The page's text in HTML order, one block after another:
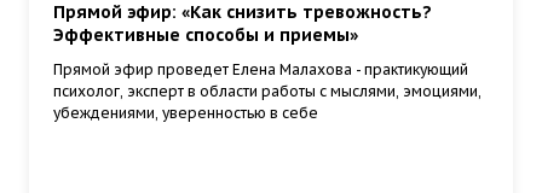
Прямой эфир: «Как снизить тревожность?
Эффективные способы и приемы»
Прямой эфир проведет Елена Малахова - практикующий
психолог, эксперт в области работы с мыслями, эмоциями,
убеждениями, уверенностью в себе